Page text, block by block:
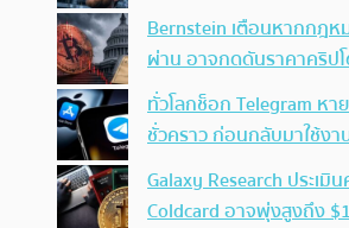
Bernstein เตือนหากกฎห
ผ่าน อาจกดดันราคาคริป
ทั่วโลกช็อก Telegram หา
ชั่วคราว ก่อนกลับมาใช้ง
Galaxy Research ประเมิ
Coldcard อาจพุ่งสูงถึง